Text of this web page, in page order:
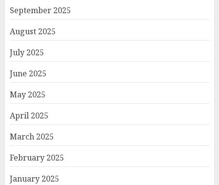
September 2025
August 2025
July 2025
June 2025
May 2025
April 2025
March 2025
February 2025
January 2025